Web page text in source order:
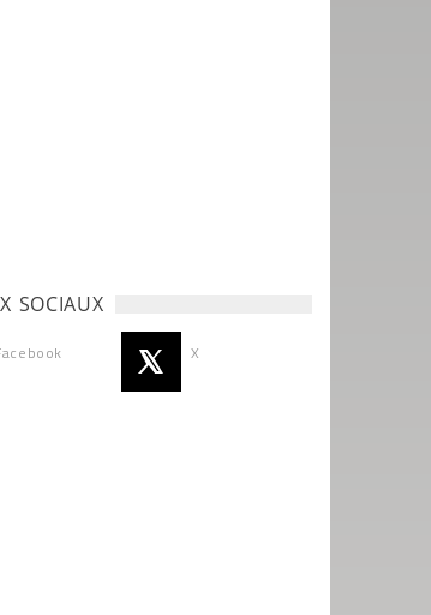
SOCIAUX
X